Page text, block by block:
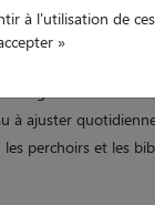
à ajuster
perchoirs et les
à l'utilisation de
»